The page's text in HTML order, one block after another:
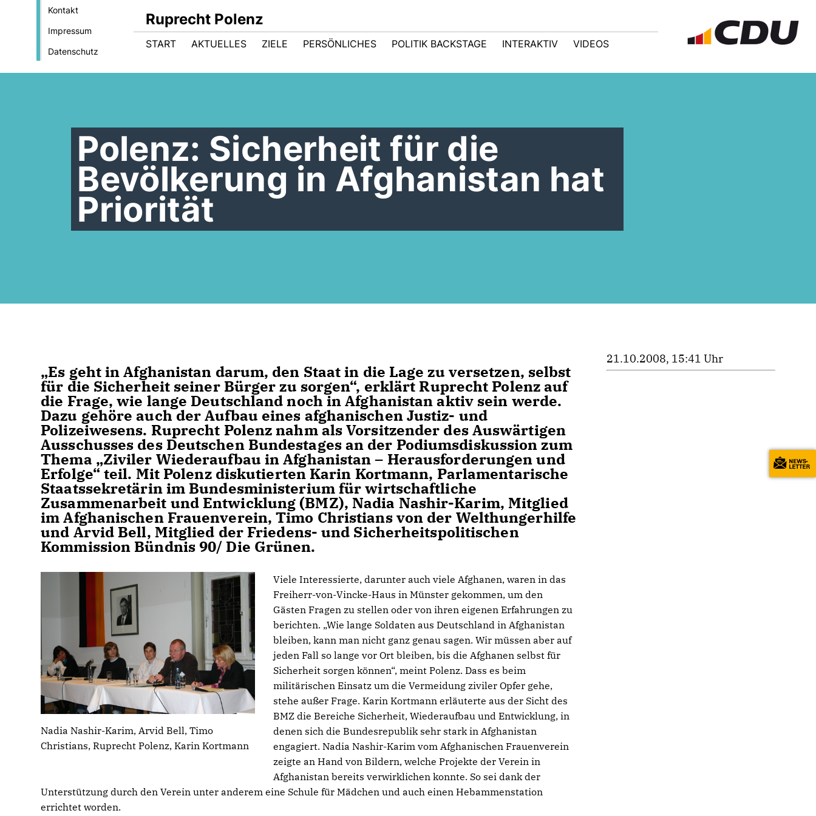
Kontakt
Impressum
Datenschutz
Ruprecht Polenz
START AKTUELLES ZIELE PERSÖNLICHES POLITIK BACKSTAGE INTERAKTIV VIDEOS
Polenz: Sicherheit für die
Bevölkerung in Afghanistan hat
Priorität
Es geht in Afghanistan darum, den Staat in die Lage zu versetzen, selbst
für die Sicherheit seiner Bürger zu sorgen“, erklärt Ruprecht Polenz auf
die Frage, wie lange Deutschland noch in Afghanistan aktiv sein werde.
Dazu gehöre auch der Aufbau eines afghanischen Justiz- und
Polizeiwesens. Ruprecht Polenz nahm als Vorsitzender des Auswärtigen
Ausschusses des Deutschen Bundestages an der Podiumsdiskussion zum
Thema „Ziviler Wiederaufbau in Afghanistan – Herausforderungen und
Erfolge“ teil. Mit Polenz diskutierten Karin Kortmann, Parlamentarische
Staatssekretärin im Bundesministerium für wirtschaftliche
Zusammenarbeit und Entwicklung (BMZ), Nadia Nashir-Karim, Mitglied
im Afghanischen Frauenverein, Timo Christians von der Welthungerhilfe
und Arvid Bell, Mitglied der Friedens- und Sicherheitspolitischen
Kommission Bündnis 90/ Die Grünen.
Nadia Nashir-Karim, Arvid Bell, Timo
Christians, Ruprecht Polenz, Karin Kortmann
Viele Interessierte, darunter auch viele Afghanen, waren in das
Freiherr-von-Vincke-Haus in Münster gekommen, um den
Gästen Fragen zu stellen oder von ihren eigenen Erfahrungen zu
berichten. „Wie lange Soldaten aus Deutschland in Afghanistan
bleiben, kann man nicht ganz genau sagen. Wir müssen aber auf
jeden Fall so lange vor Ort bleiben, bis die Afghanen selbst für
Sicherheit sorgen können“, meint Polenz. Dass es beim
militärischen Einsatz um die Vermeidung ziviler Opfer gehe,
stehe außer Frage. Karin Kortmann erläuterte aus der Sicht des
BMZ die Bereiche Sicherheit, Wiederaufbau und Entwicklung, in
denen sich die Bundesrepublik sehr stark in Afghanistan
engagiert. Nadia Nashir-Karim vom Afghanischen Frauenverein
zeigte an Hand von Bildern, welche Projekte der Verein in
Afghanistan bereits verwirklichen konnte. So sei dank der
Unterstützung durch den Verein unter anderem eine Schule für Mädchen und auch einen Hebammenstation
errichtet worden.
21.10.2008, 15:41 Uhr